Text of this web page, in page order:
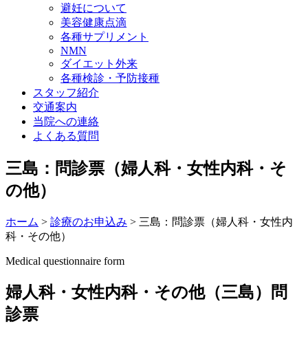
避妊について
美容健康点滴
各種サプリメント
NMN
ダイエット外来
各種検診・予防接種
スタッフ紹介
交通案内
当院への連絡
よくある質問
三島：問診票（婦人科・女性内科・そ
の他）
ホーム > 診療のお申込み > 三島：問診票（婦人科・女性内
科・その他）
Medical questionnaire form
婦人科・女性内科・その他（三島）問
診票